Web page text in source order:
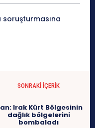
soruşturmasına
SONRAKI İÇERIK
Irak Kürt Bölgesinin
dağlık bölgelerini
bombaladı